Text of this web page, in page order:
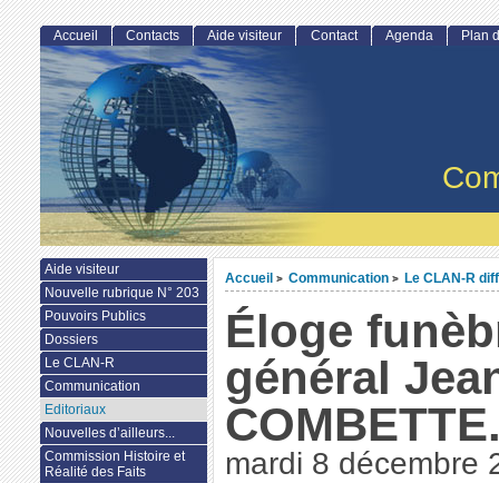
Accueil > Communication > Le CLAN-R
Éloge
général
mardi 8 décembre
Accueil Contacts Aide visiteur Contact Agenda Plan
Aide visiteur
Nouvelle rubrique N° 203
Pouvoirs Publics
Dossiers
Le CLAN-R
Communication
Editoriaux
Nouvelles d’ailleurs...
Commission Histoire et
Réalité des Faits